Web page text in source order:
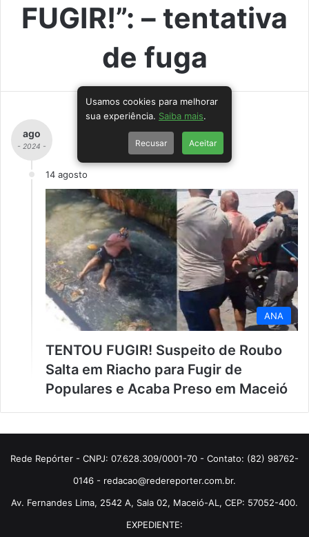
FUGIR!”: – tentativa
de fuga
ago
- 2024 -
14 agosto
ANA
TENTOU FUGIR! Suspeito de Roubo
Salta em Riacho para Fugir de
Populares e Acaba Preso em Maceió
Rede Repórter - CNPJ: 07.628.309/0001-70 - Contato: (82) 98762-
0146 - redacao@redereporter.com.br.
Av. Fernandes Lima, 2542 A, Sala 02, Maceió-AL, CEP: 57052-400.
EXPEDIENTE:
Usamos cookies para melhorar
sua experiência. Saiba mais.
Recusar Aceitar